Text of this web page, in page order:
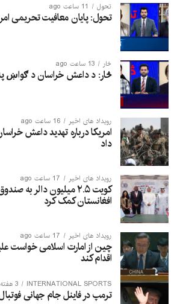
تحول 11 ساعت ago
تحول: پایان معافیت تحریمی
څار 13 ساعت ago
څار: د داعش خراسان د ګواښ په
رویداد های اخیر 16 ساعت ago
امریکا درباره تهدید داعش
داد
رویداد های اخیر 17 ساعت ago
کویت ۲.۵ میلیون دالر به
افغانستان کمک کرد
رویداد های اخیر 17 ساعت ago
چین از امارت اسلامی خواست
اقدام کند
INTERNATIONAL SPORTS 3 هفته ago
ترمپ در فاینل جام جهانی